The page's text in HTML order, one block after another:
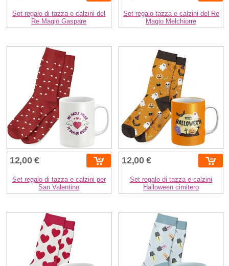
Set regalo di tazza e calzini del
Re Magio Gaspare
Set regalo tazza e calzini del Re
Magio Melchiorre
12,00 €
Set regalo di tazza e calzini per
San Valentino
12,00 €
Set regalo di tazza e calzini
Halloween cimitero